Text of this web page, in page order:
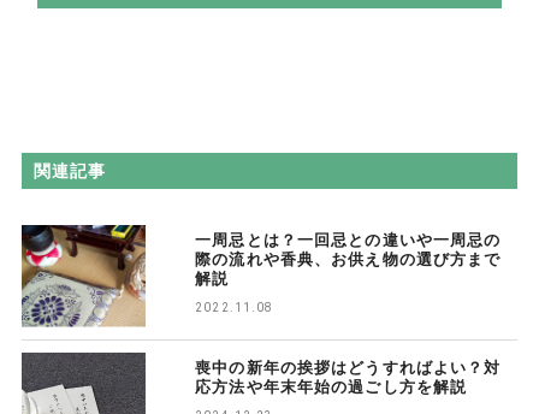
関連記事
一周忌とは？一回忌との違いや一周忌の
際の流れや香典、お供え物の選び方まで
解説
2022.11.08
喪中の新年の挨拶はどうすればよい？対
応方法や年末年始の過ごし方を解説